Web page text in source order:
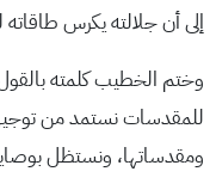
إلى أن جلالته يكرس
وختم الخطيب كلمته
للمقدسات نستمد من
ومقدساتها، ونستظل